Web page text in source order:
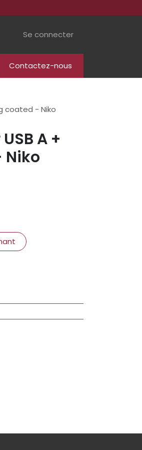
Se connecter
Contactez-nous
coated - Niko
A +
Niko